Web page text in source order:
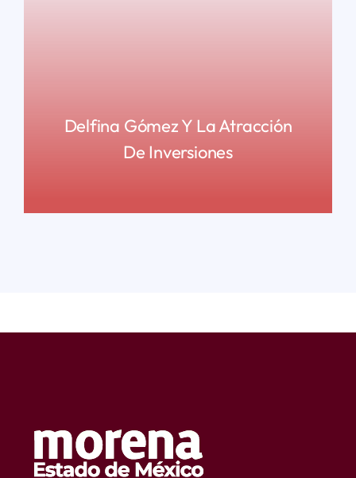
Delfina Gómez Y La Atracción
De Inversiones